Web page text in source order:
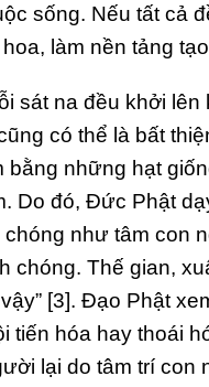
sống. Nếu tất cả
làm nền tảng
sát na đều khởi
có thể là bất
bằng những hạt
Do đó, Đức Phật
như tâm con
chóng. Thế gian,
[3]. Đạo Phật
tiến hóa hay thoái
lại do tâm trí con